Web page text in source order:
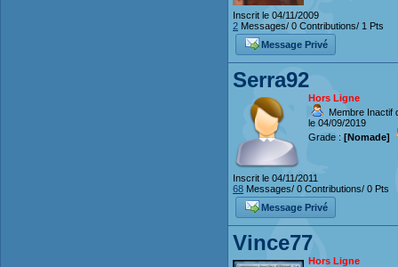
Inscrit le 04/11/2009
2 Messages/ 0 Contributions/ 1 Pts
Message Privé
Serra92
Hors Ligne
Membre Inactif
le 04/09/2019
Grade : [Nomade]
Inscrit le 04/11/2011
68 Messages/ 0 Contributions/ 0 Pts
Message Privé
Vince77
Hors Ligne